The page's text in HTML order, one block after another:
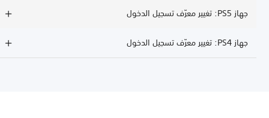
جهاز PS5: تغيير معرّف تسجيل الدخول
جهاز PS4: تغيير معرّف تسجيل الدخول